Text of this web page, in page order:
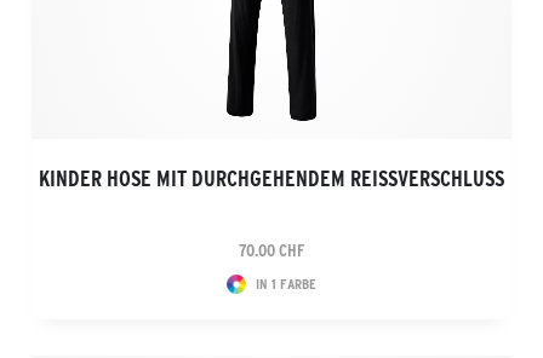
KINDER HOSE MIT DURCHGEHENDEM REISSVERSCHLUSS
70.00 CHF
IN 1 FARBE